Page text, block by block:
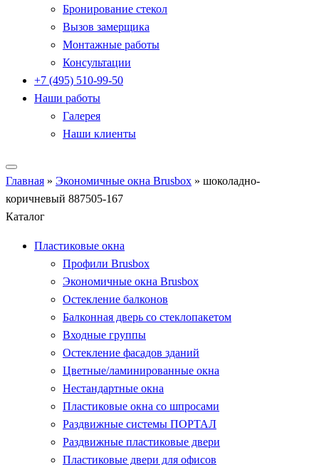
Бронирование стекол
Вызов замерщика
Монтажные работы
Консультации
+7 (495) 510-99-50
Наши работы
Галерея
Наши клиенты
Главная » Экономичные окна Brusbox » шоколадно-
коричневый 887505-167
Каталог
Пластиковые окна
Профили Brusbox
Экономичные окна Brusbox
Остекление балконов
Балконная дверь со стеклопакетом
Входные группы
Остекление фасадов зданий
Цветные/ламинированные окна
Нестандартные окна
Пластиковые окна со шпросами
Раздвижные системы ПОРТАЛ
Раздвижные пластиковые двери
Пластиковые двери для офисов